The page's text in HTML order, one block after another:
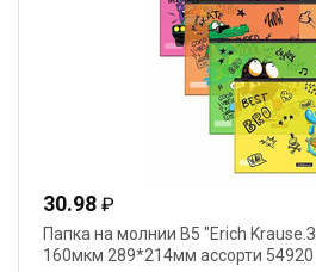
30.98 ₽
Папка на молнии В5 "Erich
160мкм 289*214мм ассорти 54920